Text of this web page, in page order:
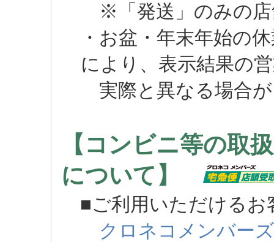
※「発送」のみの店
・お盆・年末年始の
により、表示結果の
実際と異なる場合が
【コンビニ等の取
について】
■ご利用いただけるお
クロネコメンバーズ